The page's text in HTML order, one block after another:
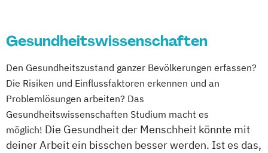
Pharmaproduktion
Psychologie
Psychologie mit Schwerpunkt Klinische
Psychologie und Psychologisches
Empowerment
Psychosoziale Beratung in Sozialer Arbeit
Gesundheitswissenschaften
Den Gesundheitszustand ganzer Bevölkerungen erfassen?
Die Risiken und Einflussfaktoren erkennen und an
Problemlösungen arbeiten? Das
Gesundheitswissenschaften Studium macht es
möglich! Die Gesundheit der Menschheit könnte mit
deiner Arbeit ein bisschen besser werden. Ist es das,